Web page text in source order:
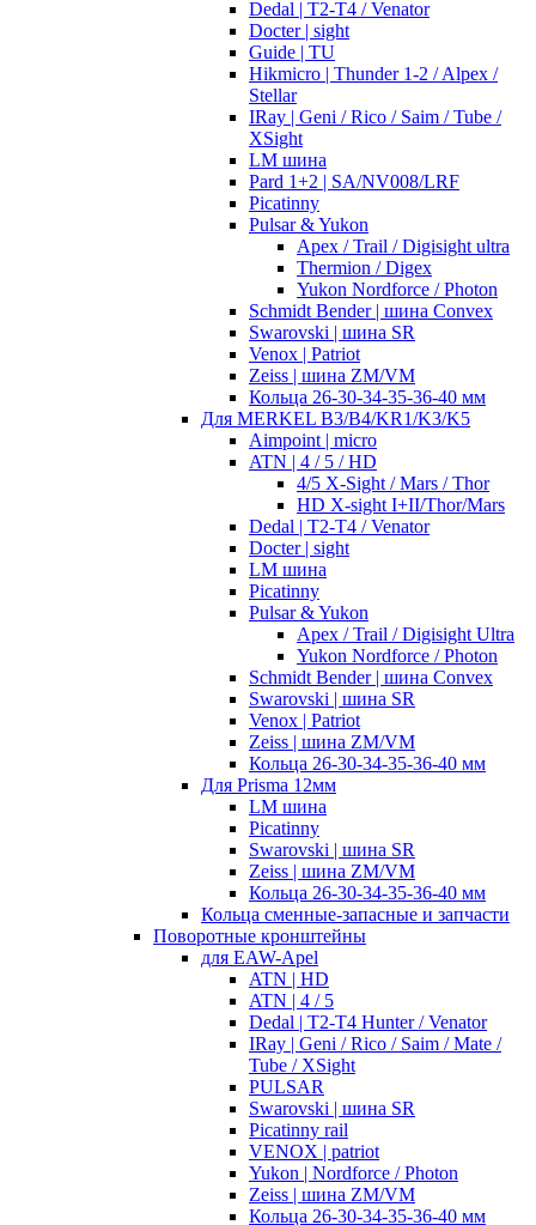
Dedal | T2-T4 / Venator
Docter | sight
Guide | TU
Hikmicro | Thunder 1-2 / Alpex /
Stellar
IRay | Geni / Rico / Saim / Tube /
XSight
LM шина
Pard 1+2 | SA/NV008/LRF
Picatinny
Pulsar & Yukon
Apex / Trail / Digisight ultra
Thermion / Digex
Yukon Nordforce / Photon
Schmidt Bender | шина Convex
Swarovski | шина SR
Venox | Patriot
Zeiss | шина ZM/VM
Кольца 26-30-34-35-36-40 мм
Для MERKEL B3/B4/KR1/K3/K5
Aimpoint | micro
ATN | 4 / 5 / HD
4/5 X-Sight / Mars / Thor
HD X-sight I+II/Thor/Mars
Dedal | T2-T4 / Venator
Docter | sight
LM шина
Picatinny
Pulsar & Yukon
Apex / Trail / Digisight Ultra
Yukon Nordforce / Photon
Schmidt Bender | шина Convex
Swarovski | шина SR
Venox | Patriot
Zeiss | шина ZM/VM
Кольца 26-30-34-35-36-40 мм
Для Prisma 12мм
LM шина
Picatinny
Swarovski | шина SR
Zeiss | шина ZM/VM
Кольца 26-30-34-35-36-40 мм
Кольца сменные-запасные и запчасти
Поворотные кронштейны
для EAW-Apel
ATN | HD
ATN | 4 / 5
Dedal | T2-T4 Hunter / Venator
IRay | Geni / Rico / Saim / Mate /
Tube / XSight
PULSAR
Swarovski | шина SR
Picatinny rail
VENOX | patriot
Yukon | Nordforce / Photon
Zeiss | шина ZM/VM
Кольца 26-30-34-35-36-40 мм